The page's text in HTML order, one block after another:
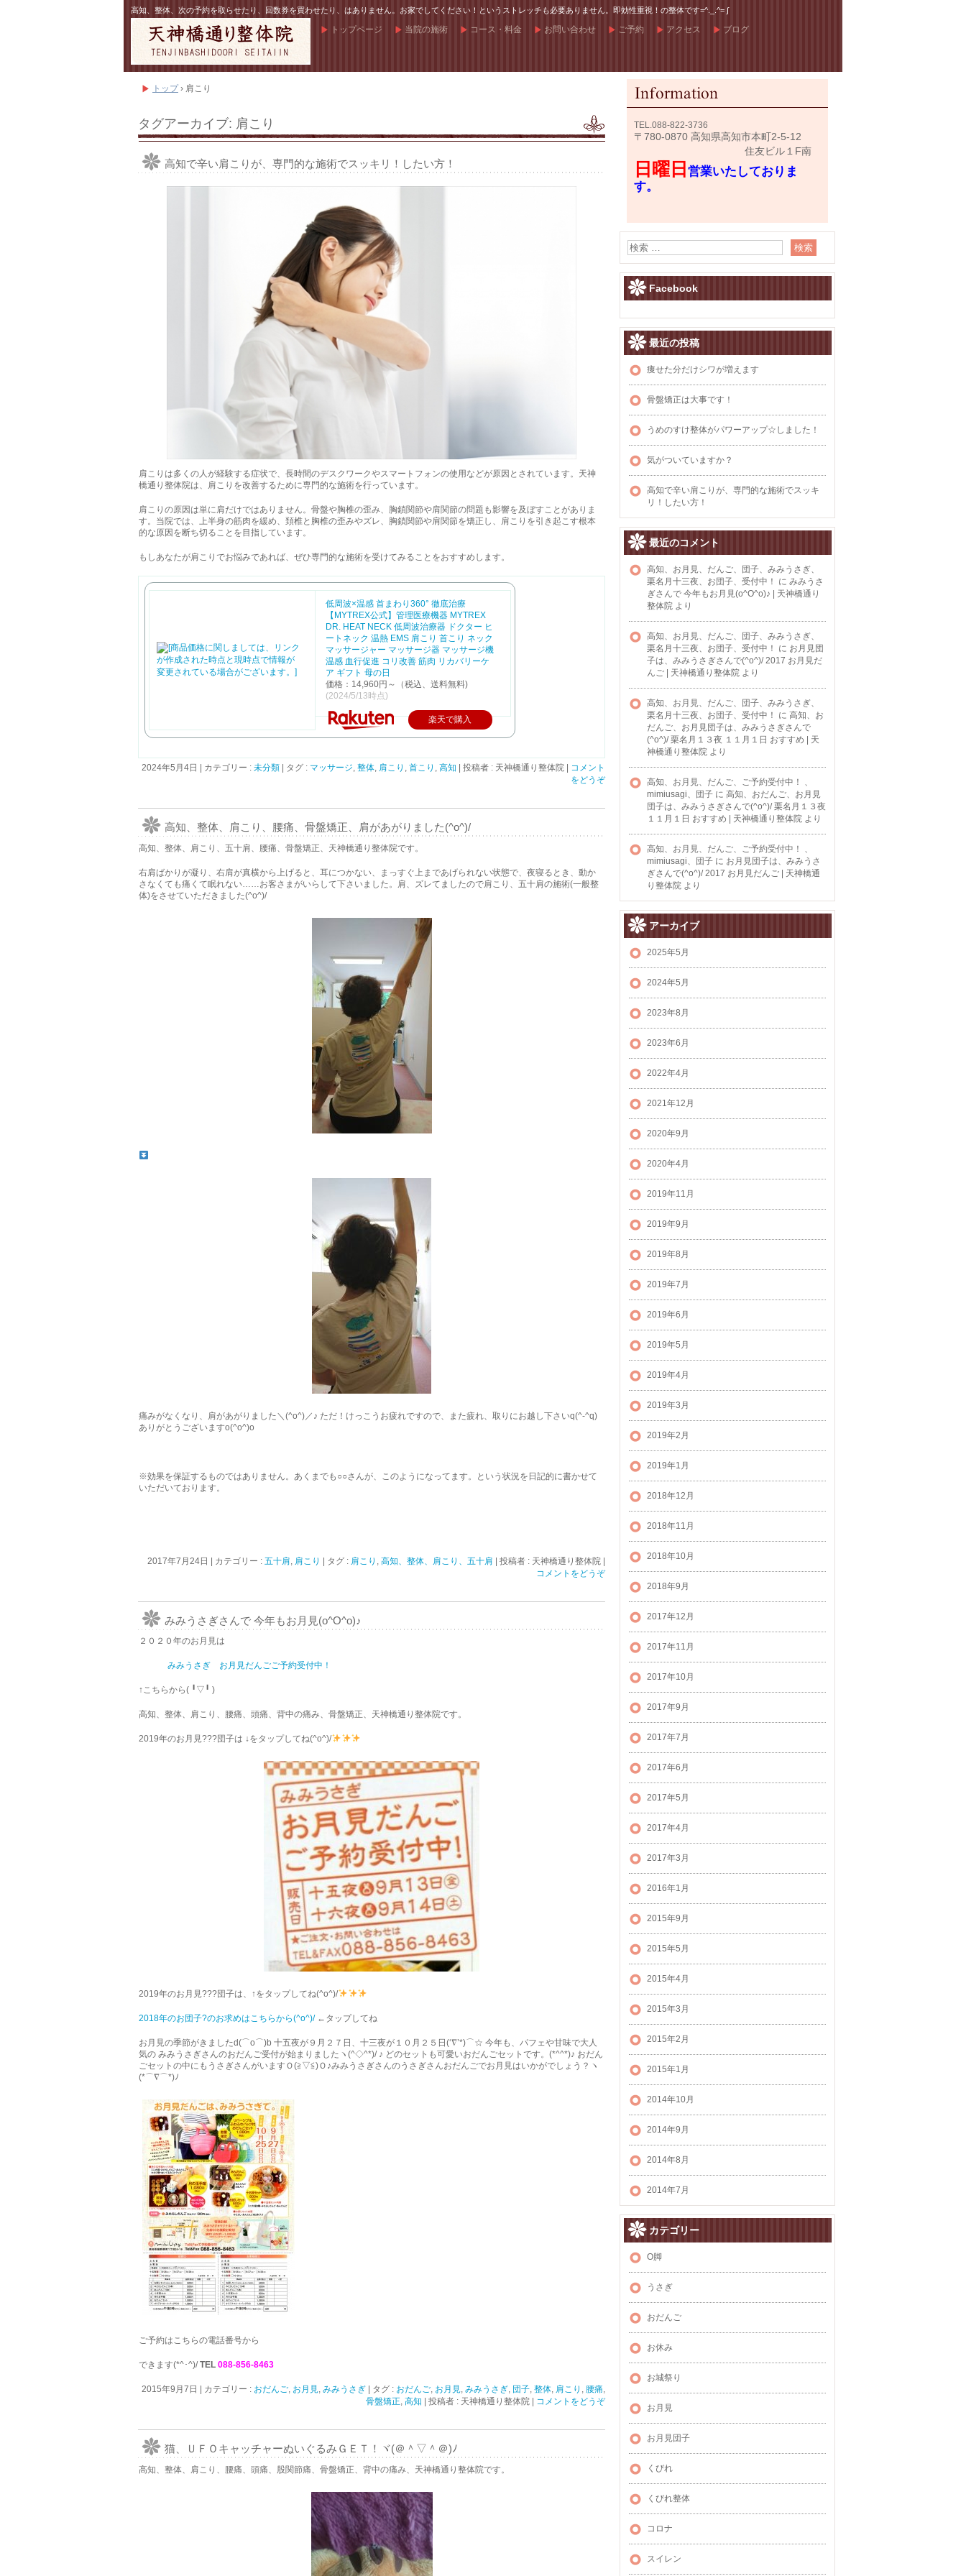
高知、整体、次の予約を取らせたり、回数券を買わせたり、はありません。お家でしてください！というストレッチも必要ありません。即効性重視！の整体です=^._.^= ∫
TEL.088-822-3736
〒780-0870 高知県高知市本町2-5-12
住友ビル１F南
日曜日 営業いたしておりま
す。
トップページ 当院の施術 コース・料金 お問い合わせ ご予約 アクセス ブログ
トップ › 肩こり
タグアーカイブ: 肩こり
高知で辛い肩こりが、専門的な施術でスッキリ！したい方！
肩こりは多くの人が経験する症状で、長時間のデスクワークやスマートフォンの使用などが原因とされています。天神
橋通り整体院は、肩こりを改善するために専門的な施術を行っています。
肩こりの原因は単に肩だけではありません。骨盤や胸椎の歪み、胸鎖関節や肩関節の問題も影響を及ぼすことがありま
す。当院では、上半身の筋肉を緩め、頚椎と胸椎の歪みやズレ、胸鎖関節や肩関節を矯正し、肩こりを引き起こす根本
的な原因を断ち切ることを目指しています。
もしあなたが肩こりでお悩みであれば、ぜひ専門的な施術を受けてみることをおすすめします。
低周波×温感 首まわり360° 徹底治療
【MYTREX公式】管理医療機器 MYTREX
DR. HEAT NECK 低周波治療器 ドクター ヒ
ートネック 温熱 EMS 肩こり 首こり ネック
マッサージャー マッサージ器 マッサージ機
温感 血行促進 コリ改善 筋肉 リカバリーケ
ア ギフト 母の日
価格：14,960円～（税込、送料無料)
(2024/5/13時点)
楽天で購入
2024年5月4日 カテゴリー : 未分類 タグ : マッサージ, 整体, 肩こり , 首こり , 高知 投稿者 : 天神橋通り整体院
コメント
をどうぞ
高知、整体、肩こり、腰痛、骨盤矯正、肩があがりました(^o^)/
高知、整体、肩こり、五十肩、腰痛、骨盤矯正、天神橋通り整体院です。
右肩ばかりが凝り、右肩が真横から上げると、耳につかない、まっすぐ上まであげられない状態で、夜寝るとき、動か
さなくても痛くて眠れない……お客さまがいらして下さいました。肩、ズレてましたので肩こり、五十肩の施術(一般整
体)をさせていただきました(^o^)/
痛みがなくなり、肩があがりました＼(^o^)／♪ ただ！けっこうお疲れですので、また疲れ、取りにお越し下さいq(^-^q)
ありがとうございますo(^o^)o
※効果を保証するものではありません。あくまでも○○さんが、このようになってます。という状況を日記的に書かせて
いただいております。
2017年7月24日 | カテゴリー : 五十肩 肩こり | タグ : 肩こり 高知、整体、肩こり、五十肩 | 投稿者 : 天神橋通り整体院 |
コメントをどうぞ
みみうさぎさんで 今年もお月見(o^O^o)♪
２０２０年のお月見は
みみうさぎ お月見だんごご予約受付中！
↑こちらから( ╹▽╹ )
高知、整体、肩こり、腰痛、頭痛、背中の痛み、骨盤矯正、天神橋通り整体院です。
2019年のお月見???団子は ↓をタップしてね(^o^)/
2019年のお月見???団子は、↑をタップしてね(^o^)/
2018年のお団子?のお求めはこちらから(^o^)/←タップしてね
お月見の季節がきましたd(⌒o⌒)b 十五夜が９月２７日、十三夜が１０月２５日(‘∇’*)⌒☆ 今年も、パフェや甘味で大人
気の みみうさぎさんのおだんご受付が始まりましたヽ(^◇^*)/ ♪ どのセットも可愛いおだんごセットです。(*^^*)♪ おだん
ごセットの中にもうさぎさんがいますＯ(≧▽≦)Ｏ♪みみうさぎさんのうさぎさんおだんごでお月見はいかがでしょう？ヽ
(*⌒∇⌒*)ﾉ
ご予約はこちらの電話番号から
できます(*^･^)/TEL 088-856-8463
2015年9月7日 カテゴリー : おだんご, お月見, みみうさぎ タグ : おだんご, お月見, みみうさぎ, 団子, 整体, 肩こり , 腰痛,
骨盤矯正, 高知 投稿者 : 天神橋通り整体院 コメントをどうぞ
猫、ＵＦＯキャッチャーぬいぐるみＧＥＴ！ヾ(＠＾▽＾＠)ﾉ
高知、整体、肩こり、腰痛、頭痛、股関節痛、骨盤矯正、背中の痛み、天神橋通り整体院です。
Facebook
最近の投稿
痩せた分だけシワが増えます
骨盤矯正は大事です！
うめのすけ整体がパワーアップ☆しました！
気がついていますか？
高知で辛い肩こりが、専門的な施術でスッキ
リ！したい方！
最近のコメント
高知、お月見、だんご、団子、みみうさぎ、
栗名月十三夜、お団子、受付中！
に みみうさ
ぎさんで 今年もお月見(o^O^o)♪ | 天神橋通り
整体院 より
高知、お月見、だんご、団子、みみうさぎ、
栗名月十三夜、お団子、受付中！
に お月見団
子は、みみうさぎさんで(^o^)/ 2017 お月見だ
んご | 天神橋通り整体院 より
高知、お月見、だんご、団子、みみうさぎ、
栗名月十三夜、お団子、受付中！
に 高知、お
だんご、お月見団子は、みみうさぎさんで
(^o^)/ 栗名月１３夜 １１月１日 おすすめ | 天
神橋通り整体院 より
高知、お月見、だんご、ご予約受付中！ 、
mimiusagi、団子 に 高知、おだんご、お月見
団子は、みみうさぎさんで(^o^)/ 栗名月１３夜
１１月１日 おすすめ | 天神橋通り整体院 より
高知、お月見、だんご、ご予約受付中！ 、
mimiusagi、団子 に お月見団子は、みみうさ
ぎさんで(^o^)/ 2017 お月見だんご | 天神橋通
り整体院 より
アーカイブ
2025年5月
2024年5月
2023年8月
2023年6月
2022年4月
2021年12月
2020年9月
2020年4月
2019年11月
2019年9月
2019年8月
2019年7月
2019年6月
2019年5月
2019年4月
2019年3月
2019年2月
2019年1月
2018年12月
2018年11月
2018年10月
2018年9月
2017年12月
2017年11月
2017年10月
2017年9月
2017年7月
2017年6月
2017年5月
2017年4月
2017年3月
2016年1月
2015年9月
2015年5月
2015年4月
2015年3月
2015年2月
2015年1月
2014年10月
2014年9月
2014年8月
2014年7月
カテゴリー
O脚
うさぎ
おだんご
お休み
お城祭り
お月見
お月見団子
くびれ
くびれ整体
コロナ
スイレン